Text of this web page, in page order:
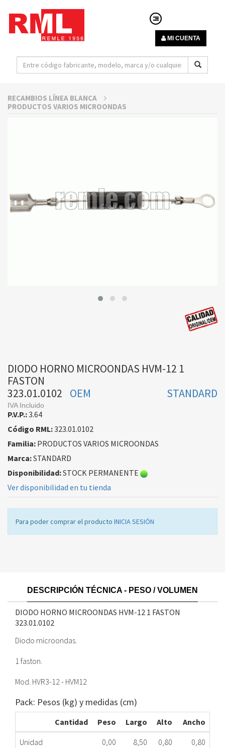
MI CUENTA
RECAMBIOS LÍNEA BLANCA
PRODUCTOS VARIOS MICROONDAS
DIODO HORNO MICROONDAS HVM-12 1
FASTON
323.01.0102
STANDARD
OEM
IVA Incluido
P.V.P.:3.64
Código RML:323.01.0102
Familia: PRODUCTOS VARIOS MICROONDAS
Marca:STANDARD
Disponibilidad:STOCK PERMANENTE
Ver disponibilidad en tu tienda
Para poder comprar el producto INICIA SESIÓN
DESCRIPCIÓN TÉCNICA - PESO / VOLUMEN
DIODO HORNO MICROONDAS HVM-12 1 FASTON
323.01.0102
Diodo microondas.
1 faston.
Mod. HVR3-12 - HVM12
Pack: Pesos (kg) y medidas (cm)
Cantidad Peso Largo Alto
Ancho
Unidad
0,00 8,50 0,80
0,80